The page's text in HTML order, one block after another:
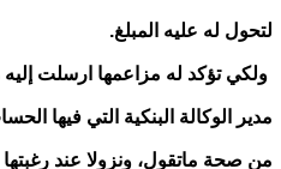
لتحول له عليه المبلغ.
ولكي تؤكد له مزاعمها ارسلت
مدير الوكالة البنكية التي فيها
من صحة ماتقول، ونزولا عند